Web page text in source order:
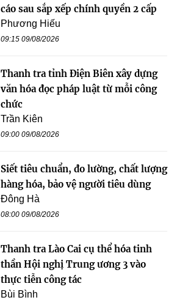
cáo sau sắp xếp chính quyền 2 cấp
Phương Hiếu
09:15 09/08/2026
Thanh tra tỉnh Điện Biên xây dựng
văn hóa đọc pháp luật từ mỗi công
chức
Trần Kiên
09:00 09/08/2026
Siết tiêu chuẩn, đo lường, chất lượng
hàng hóa, bảo vệ người tiêu dùng
Đông Hà
08:00 09/08/2026
Thanh tra Lào Cai cụ thể hóa tinh
thần Hội nghị Trung ương 3 vào
thực tiễn công tác
Bùi Bình